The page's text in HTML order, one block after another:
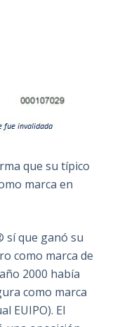
que su típico
marca en
sí que ganó su
como marca de
2000 había
como marca
EUIPO). El